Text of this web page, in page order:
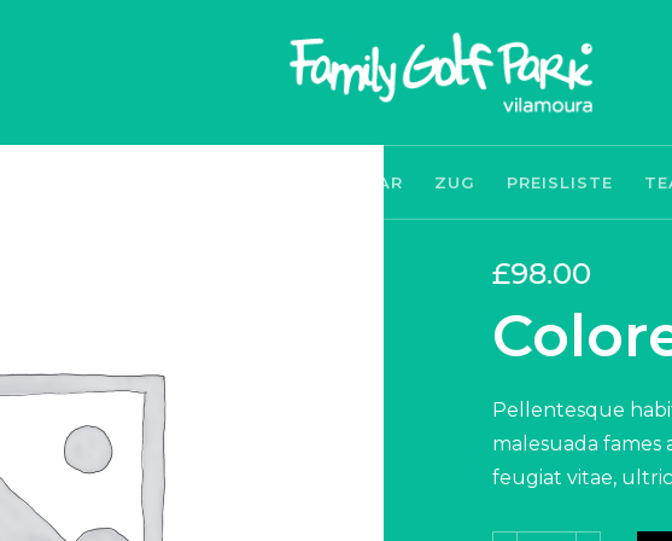
BAR ZUG PREISLISTE
£98.00
Pellentesque
malesuada
feugiat vitae,